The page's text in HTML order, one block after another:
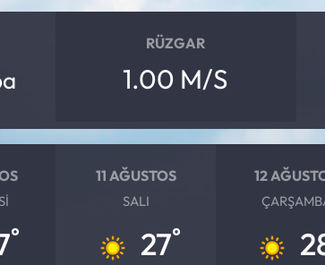
RÜZGAR
1.00 M/S
°
11 AĞUSTOS
SALI
27°
12